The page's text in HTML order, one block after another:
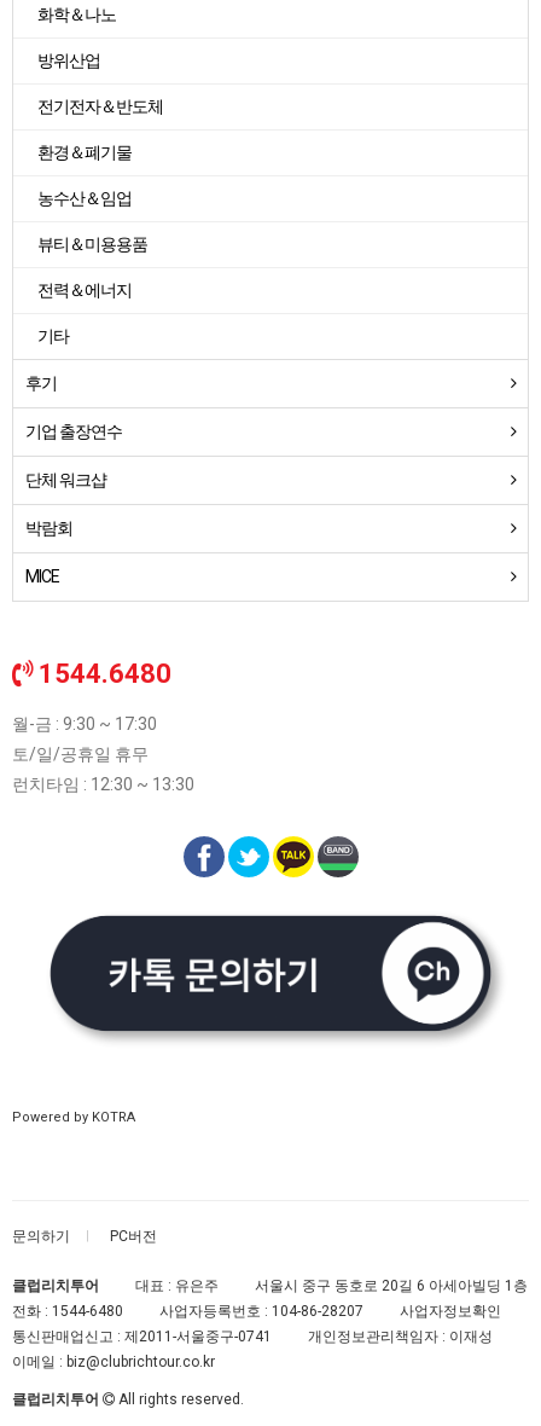
화학＆나노
방위산업
전기전자＆반도체
환경＆폐기물
농수산＆임업
뷰티＆미용용품
전력＆에너지
기타
후기
기업 출장연수
단체 워크샵
박람회
MICE
1544.6480
월-금 : 9:30 ~ 17:30
토/일/공휴일 휴무
런치타임 : 12:30 ~ 13:30
Powered by KOTRA
문의하기 PC버전
클럽리치투어 대표 : 유은주
서울시 중구 동호로 20길 6 아세아빌딩 1층
전화 : 1544-6480 사업자등록번호 : 104-86-28207
사업자정보확인
통신판매업신고 : 제2011-서울중구-0741
개인정보관리책임자 : 이재성
이메일 : biz@clubrichtour.co.kr
클럽리치투어 All rights reserved.